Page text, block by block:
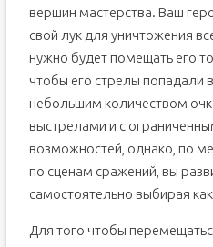
вершин мастерства. Ваш
свой лук для уничтожения
нужно будет помещать его
чтобы его стрелы попадали
небольшим количеством
выстрелами и с
возможностей, однако, по
по сценам сражений, вы
самостоятельно выбирая
Для того чтобы